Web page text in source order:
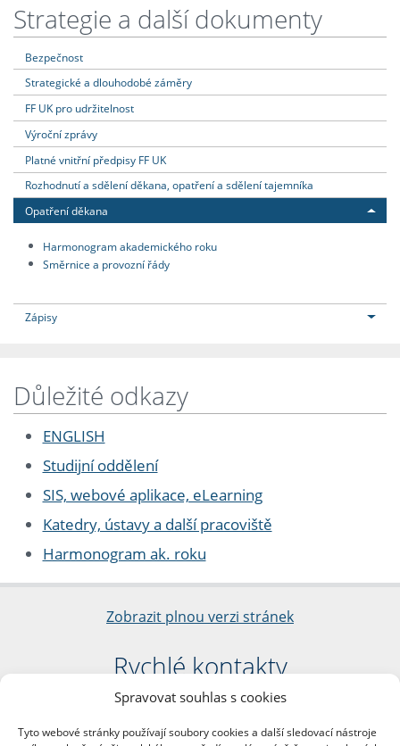
Spravovat souhlas s cookies
Tyto webové stránky používají soubory cookies a další sledovací nástroje
Strategie a další dokumenty
Bezpečnost
Strategické a dlouhodobé záměry
FF UK pro udržitelnost
Výroční zprávy
Platné vnitřní předpisy FF UK
Rozhodnutí a sdělení děkana, opatření a sdělení tajemníka
Opatření děkana
Harmonogram akademického roku
Směrnice a provozní řády
Zápisy
Důležité odkazy
ENGLISH
Studijní oddělení
SIS, webové aplikace, eLearning
Katedry, ústavy a další pracoviště
Harmonogram ak. roku
Zobrazit plnou verzi stránek
Rychlé kontakty
Filozofická fakulta
nám. Jana Palacha 1/2